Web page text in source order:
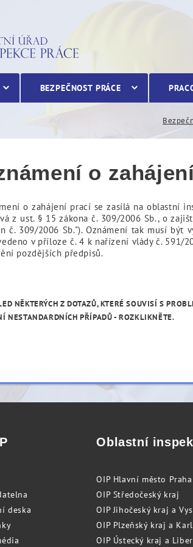
zahájení prací
BEZPEČNOST PRÁCE
o
o zahájení prací se zasílá na oblastní
z ust. § 15 zákona č. 309/2006 Sb., o
č. 309/2006 Sb."). Oznámení tak musí
v příloze č. 4 k nařízení vlády č. 591/
pozdějších předpisů.
NĚKTERÝCH Z DOTAZŮ, KTERÉ SOUVISÍ S
NESTANDARDNÍCH PŘÍPADŮ - ROZKLIKNĚTE.
deska
Oblastní
OIP Hlavní město Praha
OIP Středočeský kraj
OIP Jihočeský kraj a
OIP Plzeňský kraj a
OIP Ústecký kraj a